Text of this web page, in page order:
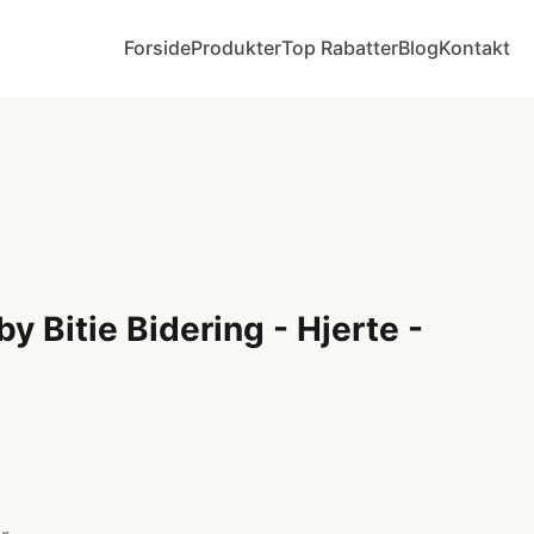
ForsideProdukterTop RabatterBlogKontakt
Bitie Bidering - Hjerte -